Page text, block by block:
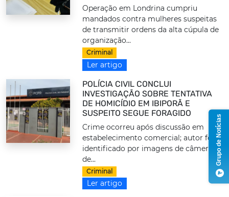
Operação em Londrina cumpriu
mandados contra mulheres suspeitas
de transmitir ordens da alta cúpula de
organização...
Criminal
Ler artigo
POLÍCIA CIVIL CONCLUI
INVESTIGAÇÃO SOBRE TENTATIVA
DE HOMICÍDIO EM IBIPORÃ E
SUSPEITO SEGUE FORAGIDO
Crime ocorreu após discussão em
estabelecimento comercial; autor foi
identificado por imagens de câmeras
de...
Criminal
Ler artigo
Grupo de Notícias